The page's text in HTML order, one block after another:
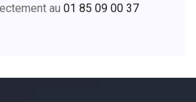
au 01 85 09 00 37